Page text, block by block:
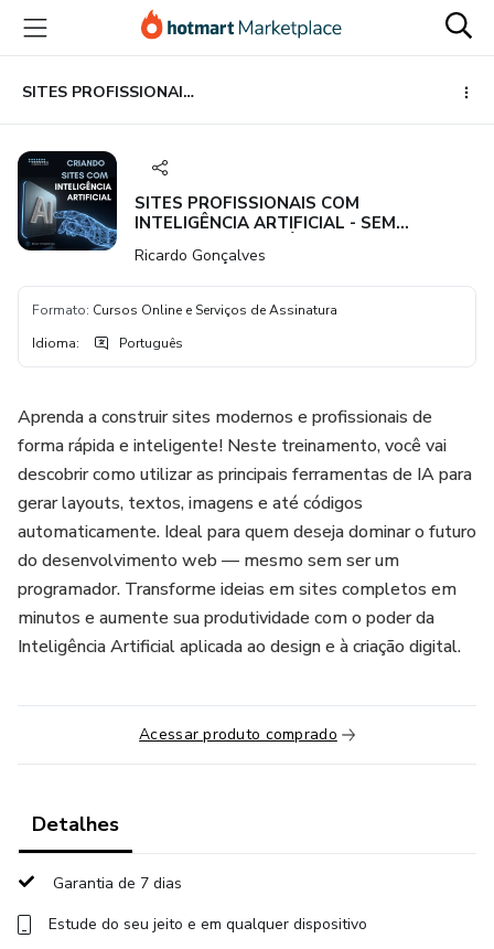
para
conteúdo
principal
para
pagamento
para
rodapé
SITES PROFISSIONAIS COM INTELIGÊNCIA ARTIFICIAL - SEM CONHECIMENTO TÉCNICO E SEM EXPERIÊNCIA COM SITES
SITES PROFISSIONAIS COM
INTELIGÊNCIA ARTIFICIAL - SEM
EXPERIÊNCIA COM SITES
Ricardo Gonçalves
Formato: Cursos Online e Serviços de Assinatura
Idioma: Português
Aprenda a construir sites modernos e profissionais de
forma rápida e inteligente! Neste treinamento, você vai
descobrir como utilizar as principais ferramentas de IA para
gerar layouts, textos, imagens e até códigos
automaticamente. Ideal para quem deseja dominar o futuro
do desenvolvimento web — mesmo sem ser um
programador. Transforme ideias em sites completos em
minutos e aumente sua produtividade com o poder da
Inteligência Artificial aplicada ao design e à criação digital.
Acessar produto comprado
Detalhes
Garantia de 7 dias
Estude do seu jeito e em qualquer dispositivo